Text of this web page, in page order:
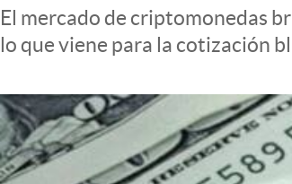
El Cronista Studio
Mediakit
El mercado de criptomonedas
lo que viene para la cotización